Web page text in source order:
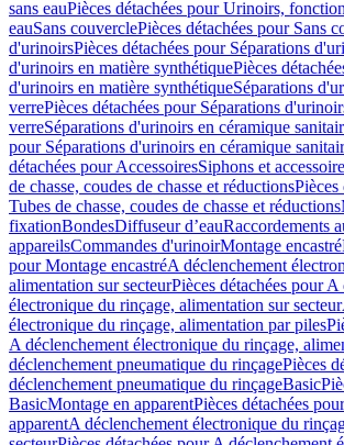
sans eauPièces détachées pour Urinoirs,
eauSans couverclePièces détachées pour Sans
d'urinoirsPièces détachées pour Séparations
d'urinoirs en matière synthétiquePièces
d'urinoirs en matière synthétiqueSéparations
verrePièces détachées pour Séparations
verreSéparations d'urinoirs en céramique
pour Séparations d'urinoirs en céramique
détachées pour AccessoiresSiphons et
de chasse, coudes de chasse et réductionsPièces
Tubes de chasse, coudes de chasse et réductions
fixationBondesDiffuseur d’eauRaccordements
appareilsCommandes d'urinoirMontage encastré
pour Montage encastréA déclenchement
alimentation sur secteurPièces détachées pour
électronique du rinçage, alimentation sur secteur
électronique du rinçage, alimentation par piles
A déclenchement électronique du rinçage,
déclenchement pneumatique du rinçagePièces
déclenchement pneumatique du rinçageBasic
BasicMontage en apparentPièces détachées
apparentA déclenchement électronique du